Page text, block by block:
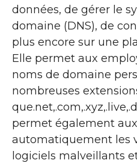
données, de gérer le
domaine (DNS), de
plus encore sur une
Elle permet aux
noms de domaine
nombreuses
permet également
automatiquement les
logiciels malveillants